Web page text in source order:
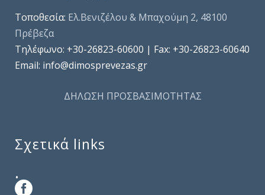
Τοποθεσία: Ελ.Βενιζέλου & Μπαχούμη 2, 48100
Πρέβεζα
Τηλέφωνo: +30-26823-60600 | Fax: +30-26823-60640
Email: info@dimosprevezas.gr
ΔΗΛΩΣΗ ΠΡΟΣΒΑΣΙΜΟΤΗΤΑΣ
Σχετικά links
.